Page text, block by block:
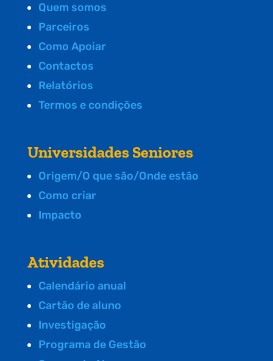
Quem somos
Parceiros
Como Apoiar
Contactos
Relatórios
Termos e condições
Universidades Seniores
Origem/O que são/Onde estão
Como criar
Impacto
Atividades
Calendário anual
Cartão de aluno
Investigação
Programa de Gestão